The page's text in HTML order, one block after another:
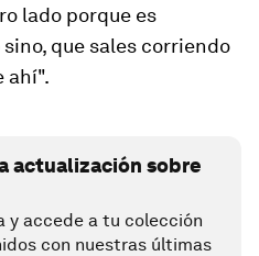
lado porque es
que sales corriendo
ahí".
actualización sobre
y accede a tu colección
con nuestras últimas